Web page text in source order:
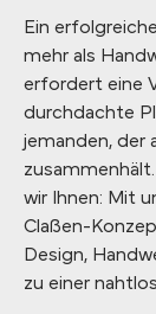
Ein
mehr als
erfordert eine
durchdachte
jemanden, der
wir Ihnen: Mit
Claßen-
Design,
zu einer